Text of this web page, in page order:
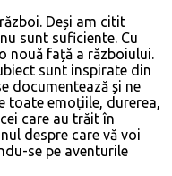
Deși am citit
sunt suficiente. Cu
nouă față a războiului.
sunt inspirate din
documentează și ne
toate emoțiile, durerea,
care au trăit în
despre care vă voi
se pe aventurile